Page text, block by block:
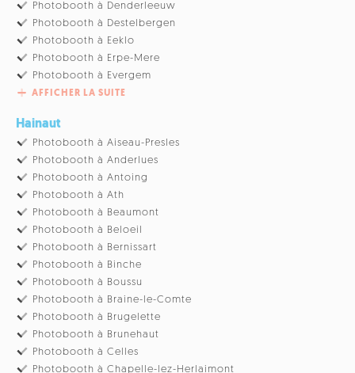
Photobooth à Denderleeuw
Photobooth à Destelbergen
Photobooth à Eeklo
Photobooth à Erpe-Mere
Photobooth à Evergem
AFFICHER LA SUITE
Hainaut
Photobooth à Aiseau-Presles
Photobooth à Anderlues
Photobooth à Antoing
Photobooth à Ath
Photobooth à Beaumont
Photobooth à Beloeil
Photobooth à Bernissart
Photobooth à Binche
Photobooth à Boussu
Photobooth à Braine-le-Comte
Photobooth à Brugelette
Photobooth à Brunehaut
Photobooth à Celles
Photobooth à Chapelle-lez-Herlaimont